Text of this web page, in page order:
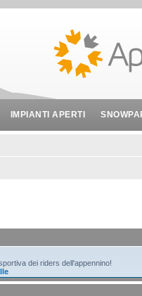
IMPIANTI APERTI
dei riders dell'appennino!